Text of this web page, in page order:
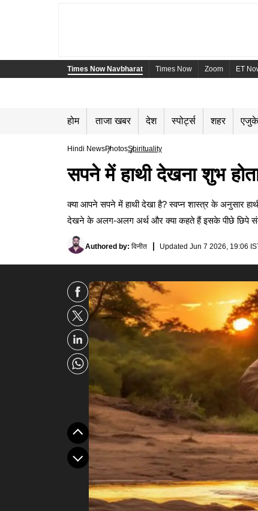
Times Now Navbharat Times Now Zoom ET
होम ताजा खबर देश स्पोर्ट्स शहर
Hindi NewsPhotosSpirituality
सपने में हाथी देखना शुभ
क्या आपने सपने में हाथी देखा है? स्वप्न शास्त्र के अनुसार
देखने के अलग-अलग अर्थ और क्या कहते हैं इसके पीछे छिपे
Authored by: विनीत Updated Jun 7 2026, 19:06